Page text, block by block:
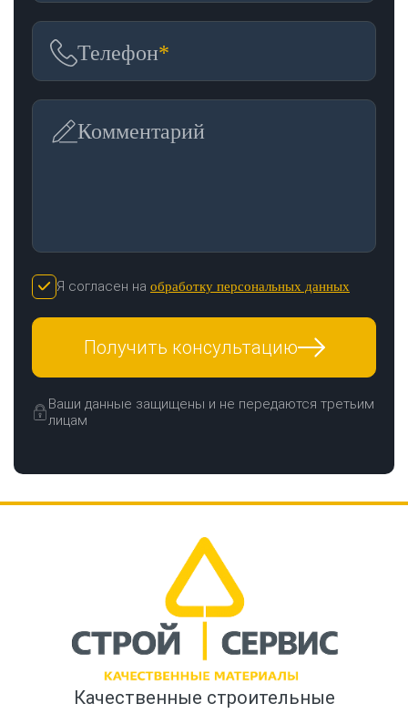
Телефон*
Комментарий
Я согласен на обработку персональных данных
Получить консультацию
Ваши данные защищены и не передаются третьим
лицам
Качественные строительные